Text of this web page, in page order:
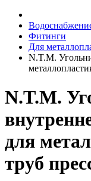
Фитинги
Для
N.T.M.
N.T.M.
для
труб